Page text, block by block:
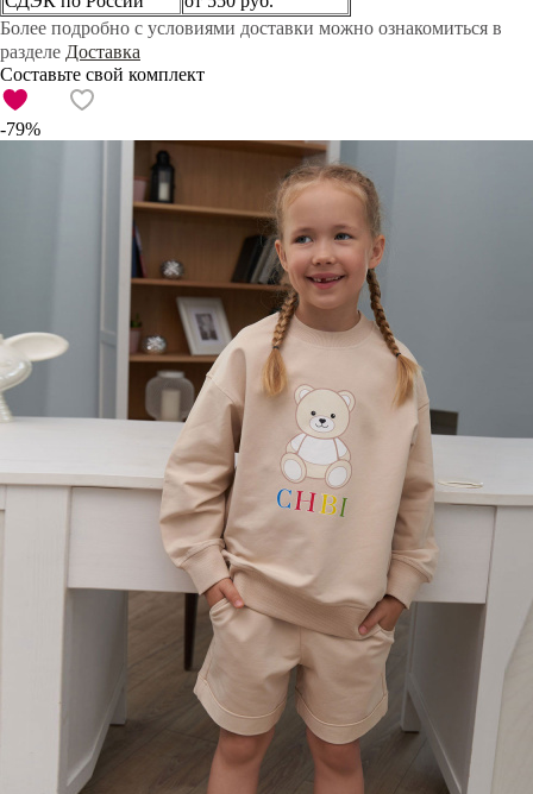
Более подробно с условиями доставки можно ознакомиться в
разделе Доставка
Составьте свой комплект
-79%